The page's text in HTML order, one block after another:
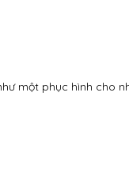
một phục hình cho